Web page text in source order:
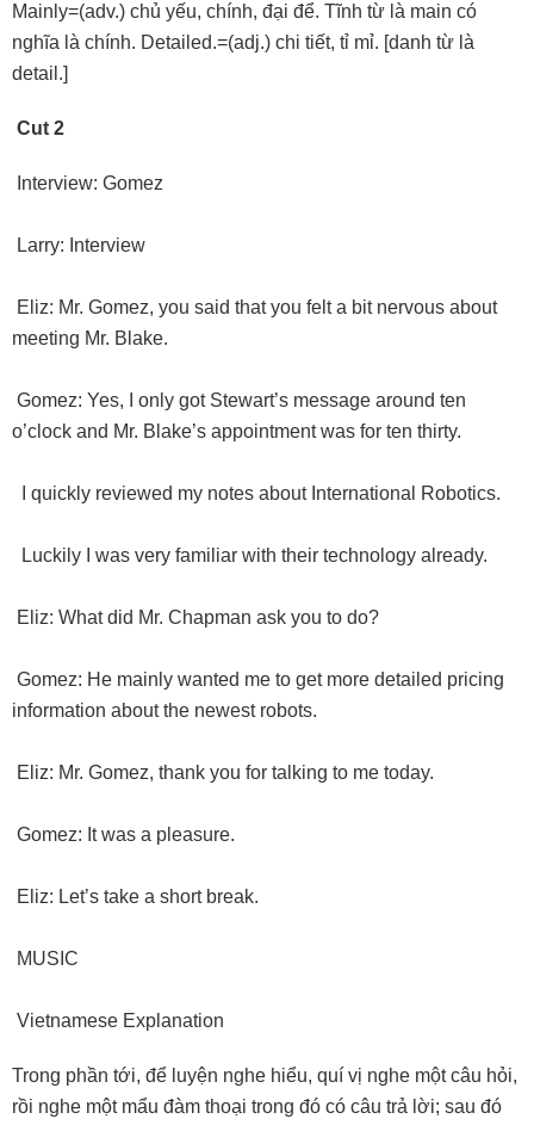
Mainly=(adv.) chủ yếu, chính, đại để. Tĩnh từ là main có
nghĩa là chính. Detailed.=(adj.) chi tiết, tỉ mỉ. [danh từ là
detail.]
Cut 2
Interview: Gomez
Larry: Interview
Eliz: Mr. Gomez, you said that you felt a bit nervous about
meeting Mr. Blake.
Gomez: Yes, I only got Stewart’s message around ten
o’clock and Mr. Blake’s appointment was for ten thirty.
I quickly reviewed my notes about International Robotics.
Luckily I was very familiar with their technology already.
Eliz: What did Mr. Chapman ask you to do?
Gomez: He mainly wanted me to get more detailed pricing
information about the newest robots.
Eliz: Mr. Gomez, thank you for talking to me today.
Gomez: It was a pleasure.
Eliz: Let’s take a short break.
MUSIC
Vietnamese Explanation
Trong phần tới, để luyện nghe hiểu, quí vị nghe một câu hỏi,
rồi nghe một mẩu đàm thoại trong đó có câu trả lời; sau đó